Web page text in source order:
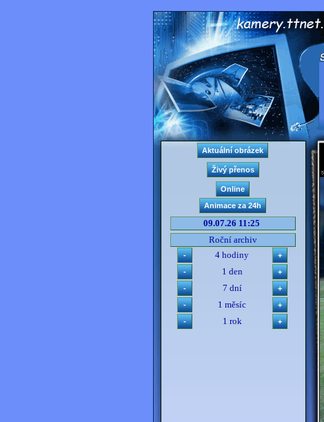
09.07.26 11:25
Roční archiv
4 hodiny
1 den
7 dní
1 měsíc
1 rok